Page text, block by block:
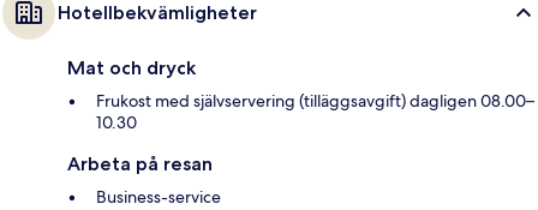
Hotellbekvämligheter
Mat och dryck
Frukost med självservering (tilläggsavgift) dagligen 08.00–
10.30
Arbeta på resan
Business-service